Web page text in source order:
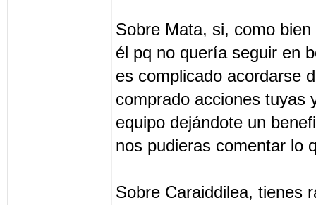
Sobre Mata, si, como
él pq no quería seguir en
es complicado acordarse
comprado acciones tuyas
equipo dejándote un
nos pudieras comentar lo
Sobre Caraiddilea, tienes